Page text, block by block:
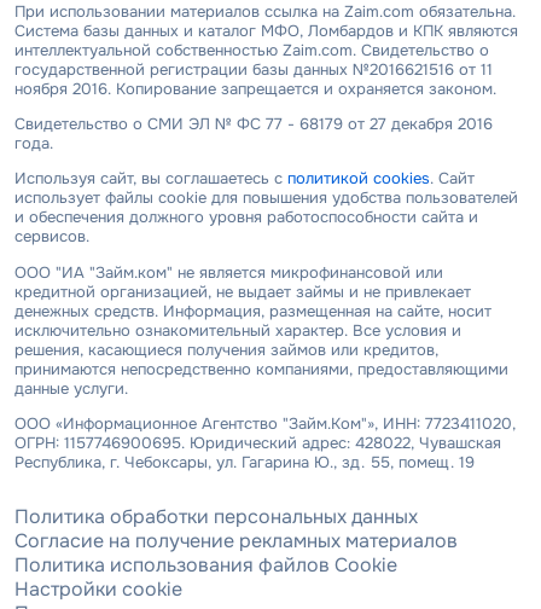
При использовании материалов ссылка на Zaim.com обязательна.
Система базы данных и каталог МФО, Ломбардов и КПК являются
интеллектуальной собственностью Zaim.com. Свидетельство о
государственной регистрации базы данных №2016621516 от 11
ноября 2016. Копирование запрещается и охраняется законом.
Свидетельство о СМИ ЭЛ № ФС 77 - 68179 от 27 декабря 2016
года.
Используя сайт, вы соглашаетесь с политикой cookies. Сайт
использует файлы cookie для повышения удобства пользователей
и обеспечения должного уровня работоспособности сайта и
сервисов.
ООО "ИА "Займ.ком" не является микрофинансовой или
кредитной организацией, не выдает займы и не привлекает
денежных средств. Информация, размещенная на сайте, носит
исключительно ознакомительный характер. Все условия и
решения, касающиеся получения займов или кредитов,
принимаются непосредственно компаниями, предоставляющими
данные услуги.
ООО «Информационное Агентство "Займ.Ком"», ИНН: 7723411020,
ОГРН: 1157746900695. Юридический адрес: 428022, Чувашская
Республика, г. Чебоксары, ул. Гагарина Ю., зд. 55, помещ. 19
Политика обработки персональных данных
Согласие на получение рекламных материалов
Политика использования файлов Cookie
Настройки cookie